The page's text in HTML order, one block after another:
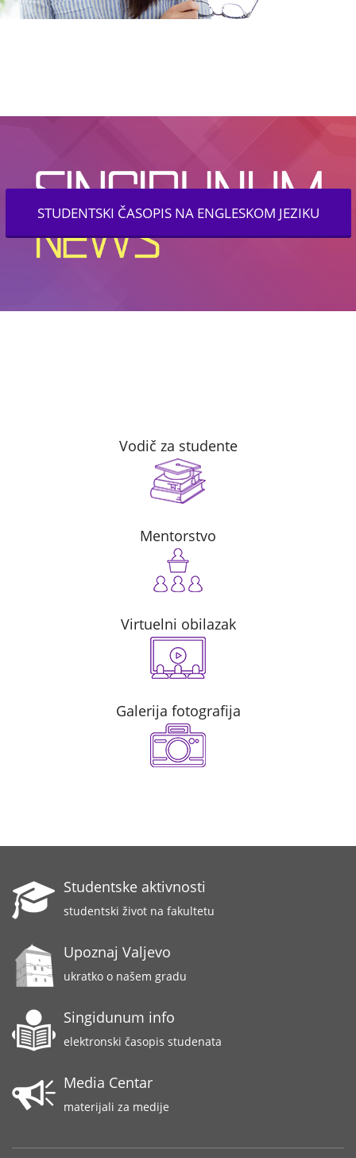
STUDENTSKI ČASOPIS NA ENGLESKOM JEZIKU
Vodič za studente
Mentorstvo
Virtuelni obilazak
Galerija fotografija
Studentske aktivnosti
studentski život na fakultetu
Upoznaj Valjevo
ukratko o našem gradu
Singidunum info
elektronski časopis studenata
Media Centar
materijali za medije